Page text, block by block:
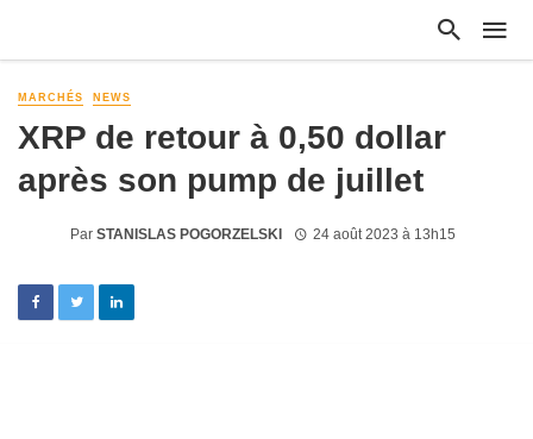
MARCHÉS NEWS
XRP de retour à 0,50 dollar
après son pump de juillet
Par STANISLAS POGORZELSKI 24 août 2023 à 13h15